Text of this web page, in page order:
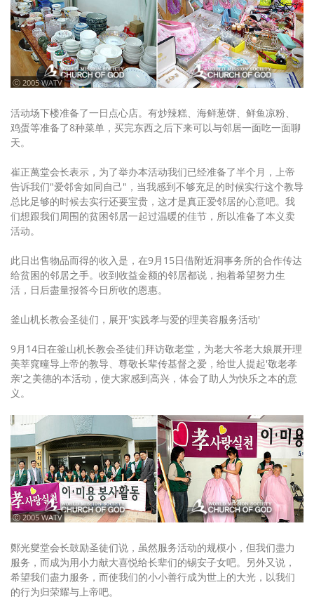
ⓒ 2005 WATV
活动场下楼准备了一日点心店。有炒辣糕、海鲜葱饼、鲜鱼凉粉、
鸡蛋等准备了8种菜单，买完东西之后下来可以与邻居一面吃一面聊
天。
崔正萬堂会长表示，为了举办本活动我们已经准备了半个月，上帝
告诉我们"爱邻舍如同自己"，当我感到不够充足的时候实行这个教导
总比足够的时候去实行还要宝贵，这才是真正爱邻居的心意吧。我
们想跟我们周围的贫困邻居一起过温暖的佳节，所以准备了本义卖
活动。
此日出售物品而得的收入是，在9月15日借附近洞事务所的合作传达
给贫困的邻居之手。收到收益金额的邻居都说，抱着希望努力生
活，日后盡量报答今日所收的恩惠。
釜山机长教会圣徒们，展开'实践孝与爱的理美容服务活动'
9月14日在釜山机长教会圣徒们拜访敬老堂，为老大爷老大娘展开理
美莘窕疃导上帝的教导、尊敬长辈传基督之爱，给世人提起'敬老孝
亲'之美德的本活动，使大家感到高兴，体会了助人为快乐之本的意
义。
ⓒ 2005 WATV
鄭光燮堂会长鼓励圣徒们说，虽然服务活动的规模小，但我们盡力
服务，而成为用小力献大喜悦给长辈们的锡安子女吧。另外又说，
希望我们盡力服务，而使我们的小小善行成为世上的大光，以我们
的行为归荣耀与上帝吧。